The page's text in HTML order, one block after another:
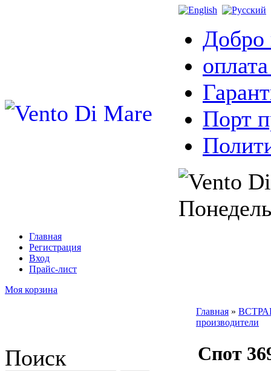
Добро
Порт
Главная
Регистрация
Вход
Прайс-лист
Моя корзина
Поиск
Главная »
производители
Спот